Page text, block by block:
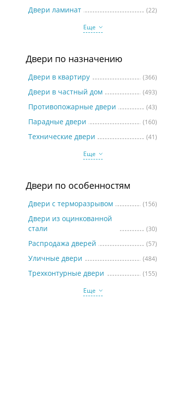
Двери ламинат
(22)
Еще
Двери по назначению
Двери в квартиру (366)
Двери в частный дом (493)
Противопожарные двери (43)
Парадные двери (160)
Технические двери
(41)
Еще
Двери по особенностям
Двери с терморазрывом (156)
Двери из оцинкованной
стали
(30)
Распродажа дверей (57)
Уличные двери (484)
Трехконтурные двери
(155)
Еще